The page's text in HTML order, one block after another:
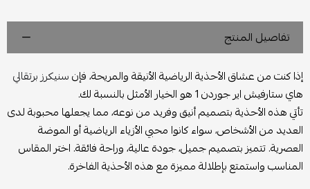
تفاصيل المنتج
إذا كنت من عشاق الأحذية الرياضية الأنيقة والمريحة، فإنسنيكرز برتقالي
هاي ستارفيش اير جوردن 1 هو الخيار الأمثل بالنسبة لك.
تأتي هذه الأحذية بتصميم أنيق وفريد من نوعه، مما يجعلها محبوبة لدى
العديد من الأشخاص، سواء كانوا محبي الأزياء الرياضية أو الموضة
العصرية. تتميز بتصميم جميل، جودة عالية، وراحة فائقة. اختر المقاس
المناسب واستمتع بإطلالة مميزة مع هذه الأحذية الفاخرة.